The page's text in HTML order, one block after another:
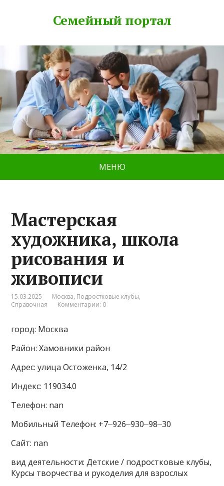
Семейный портал
МЕНЮ
Macтерская
художника, школа
рисования и
живописи
15.03.2025 Москва, Подростковые клубы,
Справочная
Комментарии: 0
город: Москва
Район: Хамовники район
Адрес: улица Остоженка, 14/2
Индекс: 119034.0
Телефон: nan
Мобильный Телефон: +7‒926‒930‒98‒30
Сайт: nan
вид деятельности: Детские / подростковые клубы,
Курсы творчества и рукоделия для взрослых